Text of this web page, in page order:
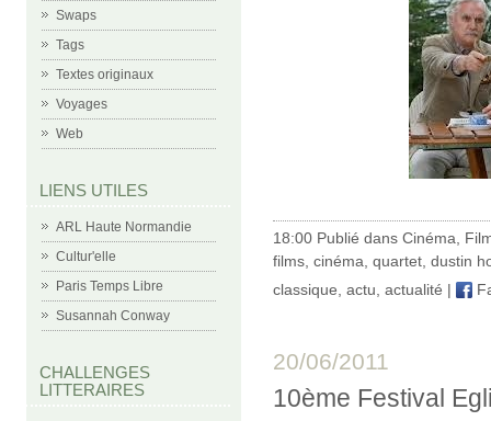
Swaps
Tags
Textes originaux
Voyages
Web
LIENS UTILES
ARL Haute Normandie
Cultur'elle
Paris Temps Libre
Susannah Conway
CHALLENGES
LITTERAIRES
18:00 Publié dans Cinéma
films cinéma quartet dustin
classique actu actualité |
20/06/2011
10ème Festival